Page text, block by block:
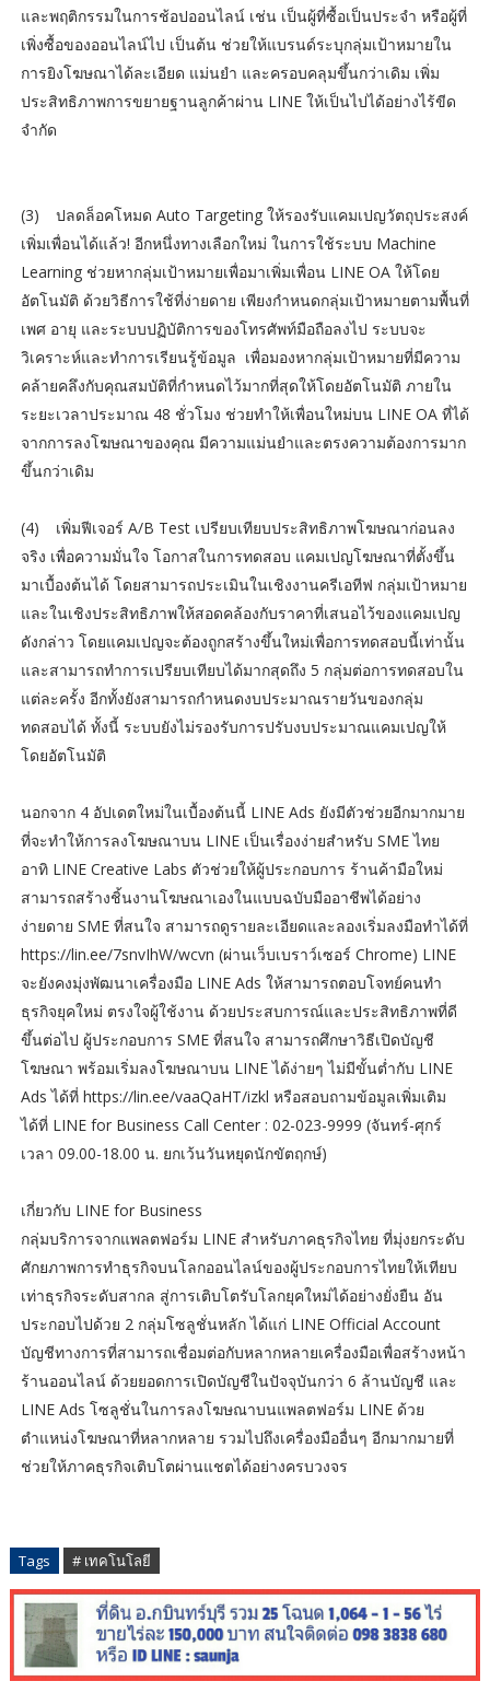
และพฤติกรรมในการช้อปออนไลน์ เช่น เป็นผู้ที่ซื้อเป็นประจำ หรือผู้ที่
เพิ่งซื้อของออนไลน์ไป เป็นต้น ช่วยให้แบรนด์ระบุกลุ่มเป้าหมายใน
การยิงโฆษณาได้ละเอียด แม่นยำ และครอบคลุมขึ้นกว่าเดิม เพิ่ม
ประสิทธิภาพการขยายฐานลูกค้าผ่าน LINE ให้เป็นไปได้อย่างไร้ขีด
จำกัด
(3)
ปลดล็อคโหมด Auto Targeting ให้รองรับแคมเปญวัตถุประสงค์
เพิ่มเพื่อนได้แล้ว! อีกหนึ่งทางเลือกใหม่ ในการใช้ระบบ Machine
Learning ช่วยหากลุ่มเป้าหมายเพื่อมาเพิ่มเพื่อน LINE OA ให้โดย
อัตโนมัติ ด้วยวิธีการใช้ที่ง่ายดาย เพียงกำหนดกลุ่มเป้าหมายตามพื้นที่
เพศ อายุ และระบบปฏิบัติการของโทรศัพท์มือถือลงไป ระบบจะ
วิเคราะห์และทำการเรียนรู้ข้อมูล เพื่อมองหากลุ่มเป้าหมายที่มีความ
คล้ายคลึงกับคุณสมบัติที่กำหนดไว้มากที่สุดให้โดยอัตโนมัติ ภายใน
ระยะเวลาประมาณ 48 ชั่วโมง ช่วยทำให้เพื่อนใหม่บน LINE OA ที่ได้
จากการลงโฆษณาของคุณ มีความแม่นยำและตรงความต้องการมาก
ขึ้นกว่าเดิม
(4)
เพิ่มฟีเจอร์ A/B Test เปรียบเทียบประสิทธิภาพโฆษณาก่อนลง
จริง เพื่อความมั่นใจ โอกาสในการทดสอบ แคมเปญโฆษณาที่ตั้งขึ้น
มาเบื้องต้นได้ โดยสามารถประเมินในเชิงงานครีเอทีฟ กลุ่มเป้าหมาย
และในเชิงประสิทธิภาพให้สอดคล้องกับราคาที่เสนอไว้ของแคมเปญ
ดังกล่าว โดยแคมเปญจะต้องถูกสร้างขึ้นใหม่เพื่อการทดสอบนี้เท่านั้น
และสามารถทำการเปรียบเทียบได้มากสุดถึง 5 กลุ่มต่อการทดสอบใน
แต่ละครั้ง อีกทั้งยังสามารถกำหนดงบประมาณรายวันของกลุ่ม
ทดสอบได้ ทั้งนี้ ระบบยังไม่รองรับการปรับงบประมาณแคมเปญให้
โดยอัตโนมัติ
นอกจาก 4 อัปเดตใหม่ในเบื้องต้นนี้ LINE Ads ยังมีตัวช่วยอีกมากมาย
ที่จะทำให้การลงโฆษณาบน LINE เป็นเรื่องง่ายสำหรับ SME ไทย
อาทิ LINE Creative Labs ตัวช่วยให้ผู้ประกอบการ ร้านค้ามือใหม่
สามารถสร้างชิ้นงานโฆษณาเองในแบบฉบับมืออาชีพได้อย่าง
ง่ายดาย SME ที่สนใจ สามารถดูรายละเอียดและลองเริ่มลงมือทำได้ที่
https://lin.ee/7snvIhW/wcvn (ผ่านเว็บเบราว์เซอร์ Chrome) LINE
จะยังคงมุ่งพัฒนาเครื่องมือ LINE Ads ให้สามารถตอบโจทย์คนทำ
ธุรกิจยุคใหม่ ตรงใจผู้ใช้งาน ด้วยประสบการณ์และประสิทธิภาพที่ดี
ขึ้นต่อไป ผู้ประกอบการ SME ที่สนใจ สามารถศึกษาวิธีเปิดบัญชี
โฆษณา พร้อมเริ่มลงโฆษณาบน LINE ได้ง่ายๆ ไม่มีขั้นต่ำกับ LINE
Ads ได้ที่ https://lin.ee/vaaQaHT/izkl หรือสอบถามข้อมูลเพิ่มเติม
ได้ที่ LINE for Business Call Center : 02-023-9999 (จันทร์-ศุกร์
เวลา 09.00-18.00 น. ยกเว้นวันหยุดนักขัตฤกษ์)
เกี่ยวกับ LINE for Business
กลุ่มบริการจากแพลตฟอร์ม LINE สำหรับภาคธุรกิจไทย ที่มุ่งยกระดับ
ศักยภาพการทำธุรกิจบนโลกออนไลน์ของผู้ประกอบการไทยให้เทียบ
เท่าธุรกิจระดับสากล สู่การเติบโตรับโลกยุคใหม่ได้อย่างยั่งยืน อัน
ประกอบไปด้วย 2 กลุ่มโซลูชั่นหลัก ได้แก่ LINE Official Account
บัญชีทางการที่สามารถเชื่อมต่อกับหลากหลายเครื่องมือเพื่อสร้างหน้า
ร้านออนไลน์ ด้วยยอดการเปิดบัญชีในปัจจุบันกว่า 6 ล้านบัญชี และ
LINE Ads โซลูชั่นในการลงโฆษณาบนแพลตฟอร์ม LINE ด้วย
ตำแหน่งโฆษณาที่หลากหลาย รวมไปถึงเครื่องมืออื่นๆ อีกมากมายที่
ช่วยให้ภาคธุรกิจเติบโตผ่านแชตได้อย่างครบวงจร
Tags # เทคโนโลยี